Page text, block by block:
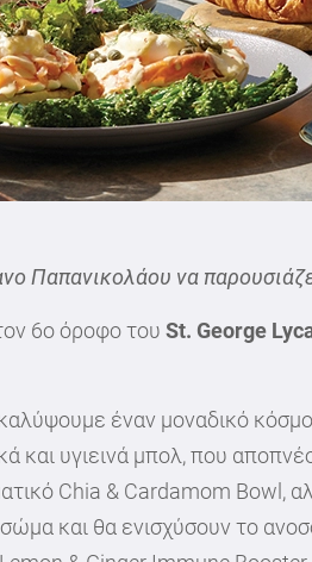
Παπανικολάου να
6ο όροφο του St. George
έναν μοναδικό
και υγιεινά μπολ, που
Chia & Cardamom Bowl,
και θα ενισχύσουν το